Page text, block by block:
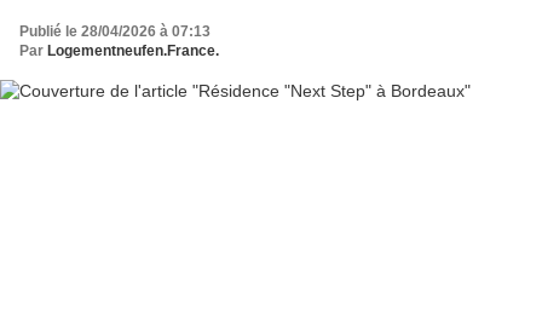
Publié le 28/04/2026 à 07:13
Par Logementneufen.France.